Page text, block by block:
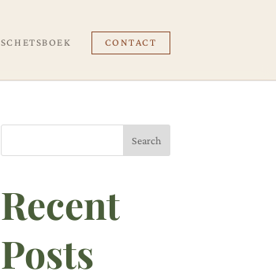
SCHETSBOEK CONTACT
Search
Recent
Posts